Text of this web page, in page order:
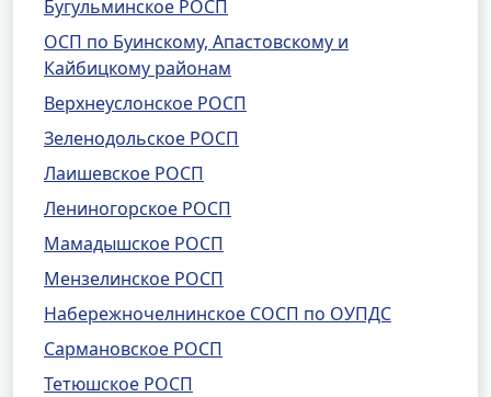
Бугульминское РОСП
ОСП по Буинскому, Апастовскому и
Кайбицкому районам
Верхнеуслонское РОСП
Зеленодольское РОСП
Лаишевское РОСП
Лениногорское РОСП
Мамадышское РОСП
Мензелинское РОСП
Набережночелнинское СОСП по ОУПДС
Сармановское РОСП
Тетюшское РОСП